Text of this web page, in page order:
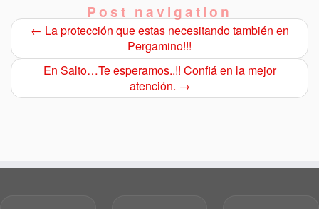
Post navigation
← La protección que estas necesitando también en
Pergamino!!!
En Salto…Te esperamos..!! Confiá en la mejor
atención. →